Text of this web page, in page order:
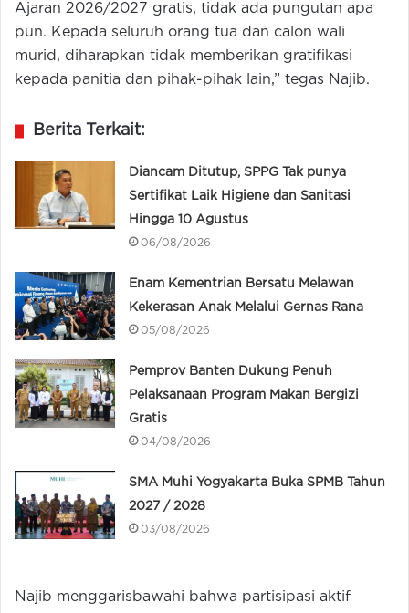
Ajaran 2026/2027 gratis, tidak ada pungutan apa
pun. Kepada seluruh orang tua dan calon wali
murid, diharapkan tidak memberikan gratifikasi
kepada panitia dan pihak-pihak lain,” tegas Najib.
Berita Terkait:
Diancam Ditutup, SPPG Tak punya
Sertifikat Laik Higiene dan Sanitasi
Hingga 10 Agustus
06/08/2026
Enam Kementrian Bersatu Melawan
Kekerasan Anak Melalui Gernas Rana
05/08/2026
Pemprov Banten Dukung Penuh
Pelaksanaan Program Makan Bergizi
Gratis
04/08/2026
SMA Muhi Yogyakarta Buka SPMB Tahun
2027 / 2028
03/08/2026
Najib menggarisbawahi bahwa partisipasi aktif